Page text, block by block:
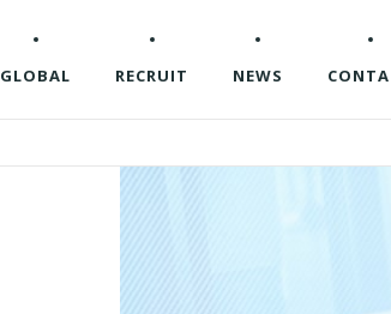
GLOBAL RECRUIT NEWS